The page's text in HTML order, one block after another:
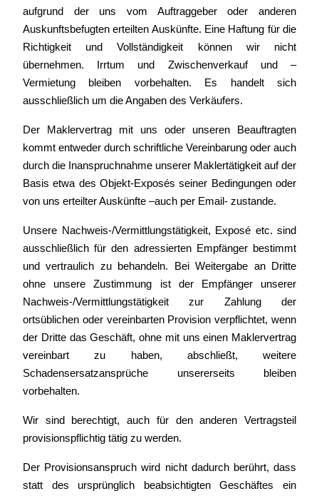
aufgrund der uns vom Auftraggeber oder anderen
Auskunftsbefugten erteilten Auskünfte. Eine Haftung für die
Richtigkeit und Vollständigkeit können wir nicht
übernehmen. Irrtum und Zwischenverkauf und –
Vermietung bleiben vorbehalten. Es handelt sich
ausschließlich um die Angaben des Verkäufers.
Der Maklervertrag mit uns oder unseren Beauftragten
kommt entweder durch schriftliche Vereinbarung oder auch
durch die Inanspruchnahme unserer Maklertätigkeit auf der
Basis etwa des Objekt-Exposés seiner Bedingungen oder
von uns erteilter Auskünfte –auch per Email- zustande.
Unsere Nachweis-/Vermittlungstätigkeit, Exposé etc. sind
ausschließlich für den adressierten Empfänger bestimmt
und vertraulich zu behandeln. Bei Weitergabe an Dritte
ohne unsere Zustimmung ist der Empfänger unserer
Nachweis-/Vermittlungstätigkeit zur Zahlung der
ortsüblichen oder vereinbarten Provision verpflichtet, wenn
der Dritte das Geschäft, ohne mit uns einen Maklervertrag
vereinbart zu haben, abschließt, weitere
Schadensersatzansprüche unsererseits bleiben
vorbehalten.
Wir sind berechtigt, auch für den anderen Vertragsteil
provisionspflichtig tätig zu werden.
Der Provisionsanspruch wird nicht dadurch berührt, dass
statt des ursprünglich beabsichtigten Geschäftes ein